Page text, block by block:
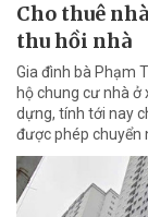
Cho thuê
thu hồi nhà
Gia đình bà Phạm
hộ chung cư nhà
dựng, tính tới nay
được phép chuyển